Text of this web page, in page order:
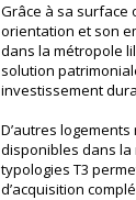
Grâce à sa surface
orientation et son
dans la métropole
solution
investissement
D’autres
disponibles dans la
typologies T3
d’acquisition